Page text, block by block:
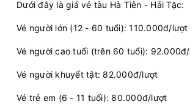
Dưới đây là giá vé tàu Hà Tiên - Hải Tặc:
Vé người lớn (12 - 60 tuổi): 110.000đ/lượt
Vé người cao tuổi (trên 60 tuổi):
Vé người khuyết tật: 82.000đ/lượt
Vé trẻ em (6 - 11 tuổi): 80.000đ/lượt